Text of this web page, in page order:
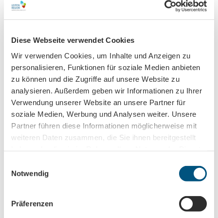
Diese Webseite verwendet Cookies
Wir verwenden Cookies, um Inhalte und Anzeigen zu
personalisieren, Funktionen für soziale Medien anbieten
zu können und die Zugriffe auf unsere Website zu
analysieren. Außerdem geben wir Informationen zu Ihrer
Verwendung unserer Website an unsere Partner für
soziale Medien, Werbung und Analysen weiter. Unsere
Partner führen diese Informationen möglicherweise mit
weiteren Daten zusammen, die Sie ihnen bereitgestellt
Notwendig
Präferenzen
Bewegungsfläche vor dem WC-Becken min. 130x130 cm
Platz links oder rechts neben dem WC-Becken min. 80
Anreise & Parken
Mit dem ÖPNV: Ab Leipzig Hauptbahnhof mit der Buslinie
196 bis Haltestelle Bad Düben (Mulde), Lutherstraße. Von
dort aus ca. 5 Minuten Fußweg.
Mit dem PKW: Von Leipzig kommend über die B2 bis
Organisation